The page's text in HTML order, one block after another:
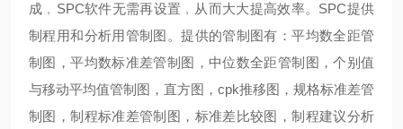
成﹐SPC软件无需再设置﹐从而大大提高效率。SPC提供
制程用和分析用管制图。提供的管制图有：平均数全距管
制图，平均数标准差管制图，中位数全距管制图，个别值
与移动平均值管制图，直方图，cpk推移图，规格标准差管
制图，制程标准差管制图，标准差比较图，制程建议分析